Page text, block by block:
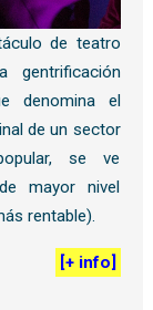
de teatro
gentrificación
denomina el
de un sector
se ve
mayor nivel
rentable).
[+ info]